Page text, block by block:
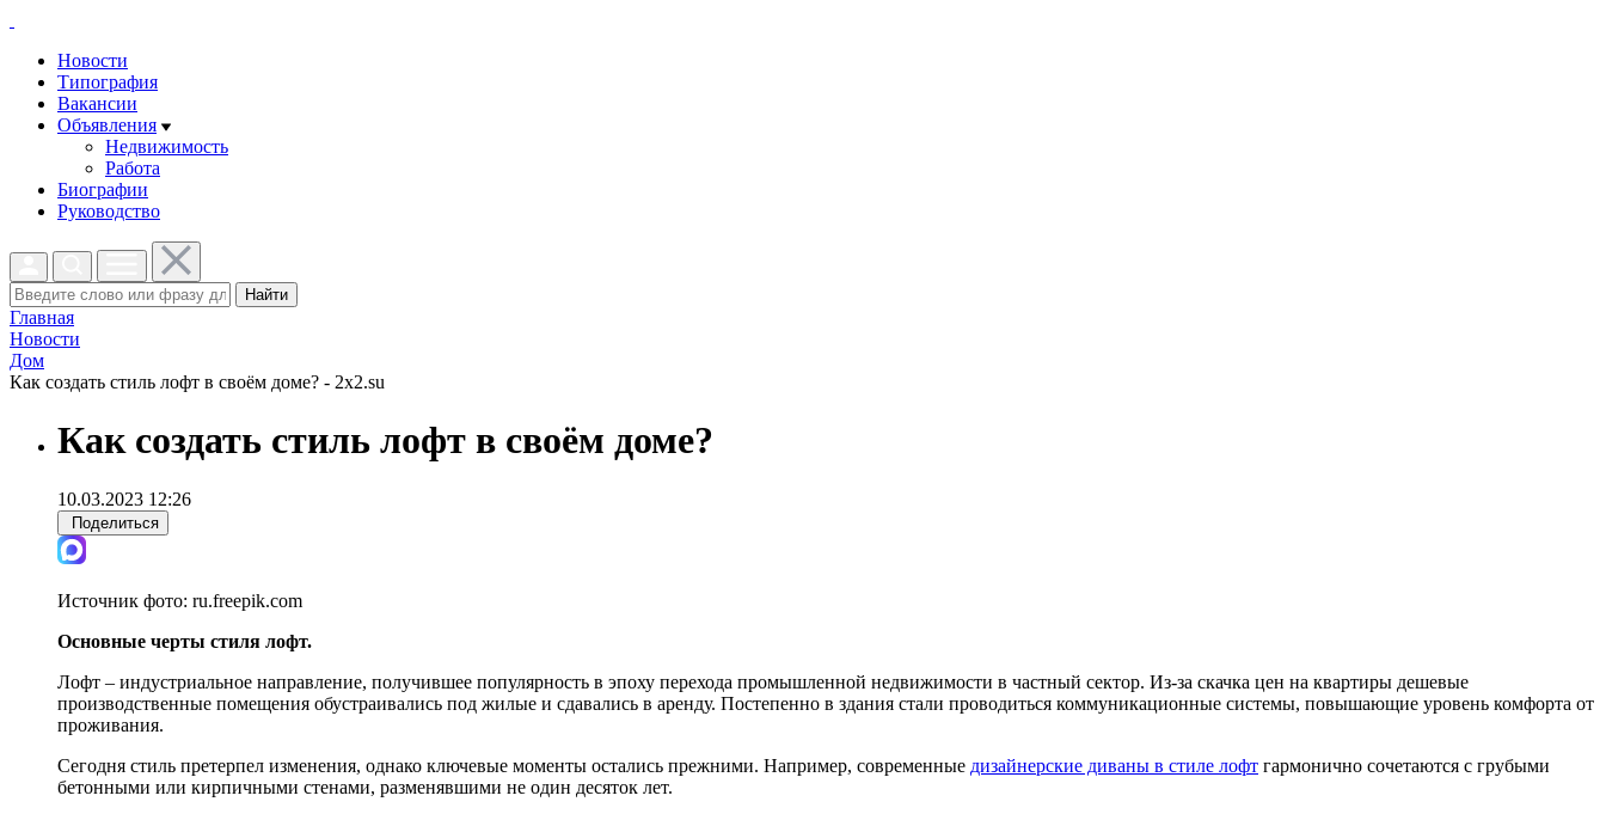
Новости
Типография
Вакансии
Объявления
Недвижимость
Работа
Биографии
Руководство
Найти
Главная
Новости
Дом
Как создать стиль лофт в своём доме? - 2x2.su
Как создать стиль лофт в своём доме?
10.03.2023 12:26
Поделиться
Источник фото: ru.freepik.com
Основные черты стиля лофт.
Лофт – индустриальное направление, получившее популярность в эпоху перехода промышленной недвижимости в частный сектор. Из-за скачка цен на квартиры дешевые
производственные помещения обустраивались под жилые и сдавались в аренду. Постепенно в здания стали проводиться коммуникационные системы, повышающие уровень комфорта от
проживания.
Сегодня стиль претерпел изменения, однако ключевые моменты остались прежними. Например, современные дизайнерские диваны в стиле лофт гармонично сочетаются с грубыми
бетонными или кирпичными стенами, разменявшими не один десяток лет.